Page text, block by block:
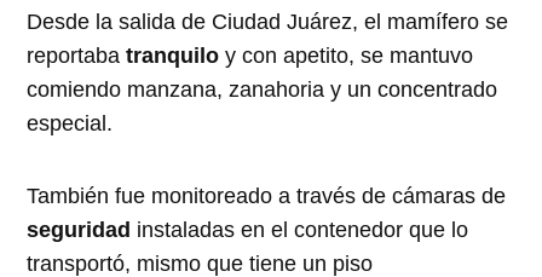
Desde la salida de Ciudad Juárez, el mamífero se
reportabatranquilo y con apetito, se mantuvo
comiendo manzana, zanahoria y un concentrado
especial.
También fue monitoreado a través de cámaras de
seguridad instaladas en el contenedor que lo
transportó, mismo que tiene un piso